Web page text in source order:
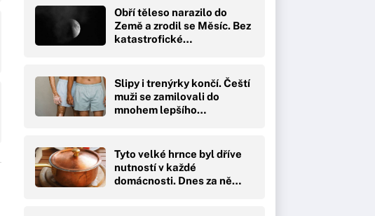
Obří těleso narazilo do
Země a zrodil se Měsíc. Bez
katastrofické…
Slipy i trenýrky končí. Čeští
muži se zamilovali do
mnohem lepšího…
Tyto velké hrnce byl dříve
nutností v každé
domácnosti. Dnes za ně…